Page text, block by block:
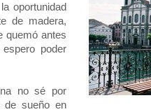
oportunidad
de madera,
quemó antes
poder
no sé por
de sueño en